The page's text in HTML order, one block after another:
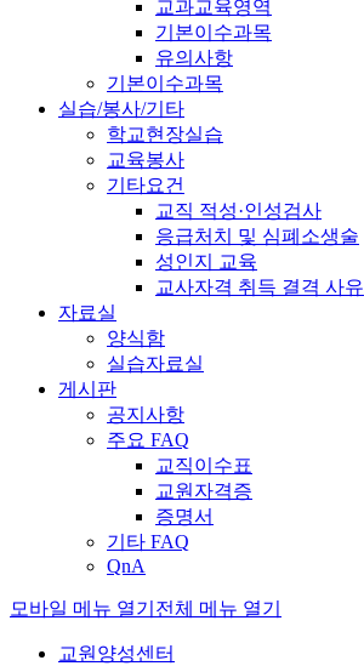
교과교육영역
기본이수과목
유의사항
기본이수과목
실습/봉사/기타
학교현장실습
교육봉사
기타요건
교직 적성·인성검사
응급처치 및 심폐소생술
성인지 교육
교사자격 취득 결격 사유
자료실
양식함
실습자료실
게시판
공지사항
주요 FAQ
교직이수표
교원자격증
증명서
기타 FAQ
QnA
모바일 메뉴 열기 전체 메뉴 열기
교원양성센터